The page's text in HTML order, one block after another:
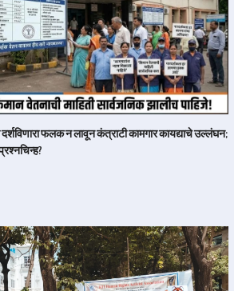
दर्शविणारा फलक न लावून कंत्राटी कामगार कायद्याचे उल्लंघन;